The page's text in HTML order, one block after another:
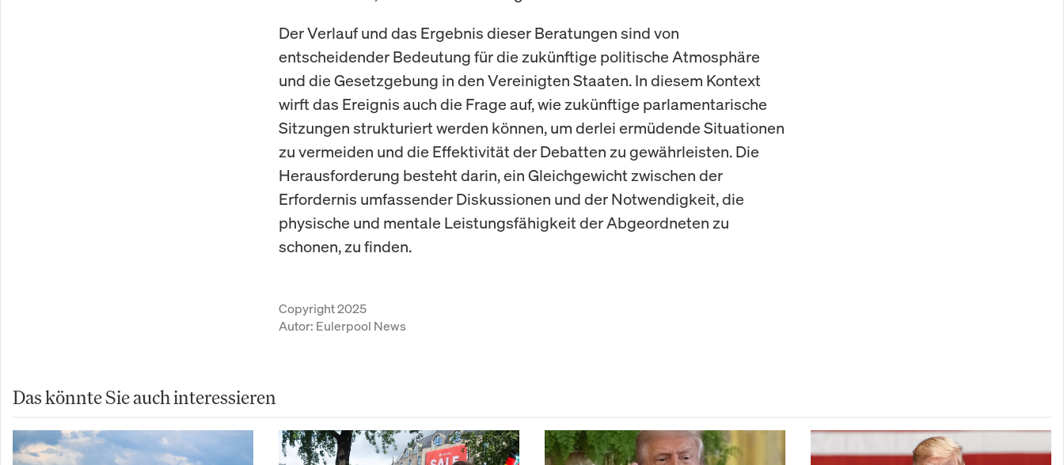
Der Verlauf und das Ergebnis dieser Beratungen sind von
entscheidender Bedeutung für die zukünftige politische Atmosphäre
und die Gesetzgebung in den Vereinigten Staaten. In diesem Kontext
wirft das Ereignis auch die Frage auf, wie zukünftige parlamentarische
Sitzungen strukturiert werden können, um derlei ermüdende Situationen
zu vermeiden und die Effektivität der Debatten zu gewährleisten. Die
Herausforderung besteht darin, ein Gleichgewicht zwischen der
Erfordernis umfassender Diskussionen und der Notwendigkeit, die
physische und mentale Leistungsfähigkeit der Abgeordneten zu
schonen, zu finden.
Copyright 2025
Autor: Eulerpool News
Das könnte Sie auch interessieren